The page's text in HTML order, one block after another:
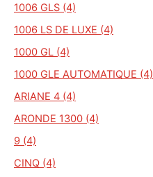
1006 GLS (4)
1006 LS DE LUXE (4)
1000 GL (4)
1000 GLE AUTOMATIQUE (4)
ARIANE 4 (4)
ARONDE 1300 (4)
9 (4)
CINQ (4)